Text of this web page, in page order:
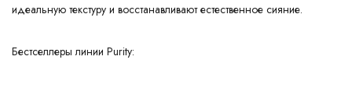
идеальную текстуру и восстанавливают естественное сияние.
Бестселлеры линии Purity: